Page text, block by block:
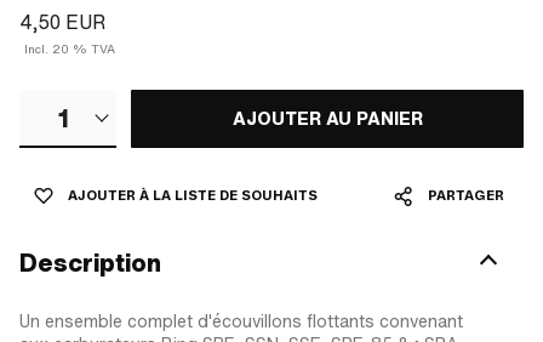
4,50 EUR
Incl. 20 % TVA
1 AJOUTER AU PANIER
AJOUTER À LA LISTE DE SOUHAITS PARTAGER
Description
Un ensemble complet d'écouvillons flottants convenant